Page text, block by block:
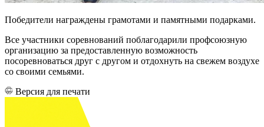
Победители награждены грамотами и памятными подарками.
Все участники соревнований поблагодарили профсоюзную
организацию за предоставленную возможность
посоревноваться друг с другом и отдохнуть на свежем воздухе
со своими семьями.
Версия для печати